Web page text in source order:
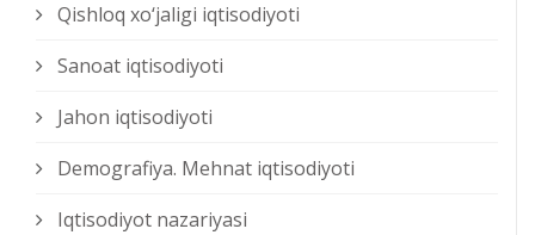
Qishloq xо‘jaligi iqtisodiyoti
Sanoat iqtisodiyoti
Jahon iqtisodiyoti
Demografiya. Mehnat iqtisodiyoti
Iqtisodiyot nazariyasi